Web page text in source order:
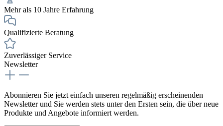
Mehr als 10 Jahre Erfahrung
Qualifizierte Beratung
Zuverlässiger Service
Newsletter
Abonnieren Sie jetzt einfach unseren regelmäßig erscheinenden
Newsletter und Sie werden stets unter den Ersten sein, die über neue
Produkte und Angebote informiert werden.